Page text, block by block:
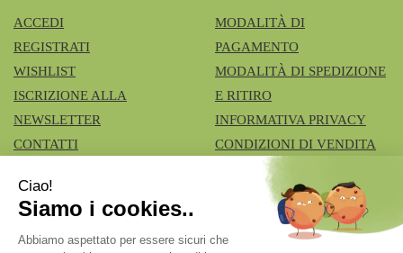
ACCEDI
REGISTRATI
WISHLIST
ISCRIZIONE ALLA
NEWSLETTER
CONTATTI
MODALITÀ DI
PAGAMENTO
MODALITÀ DI SPEDIZIONE
E RITIRO
INFORMATIVA PRIVACY
CONDIZIONI DI VENDITA
COOKIE POLICY
Azienda Speciale Farmacie Comunali Vimercatesi